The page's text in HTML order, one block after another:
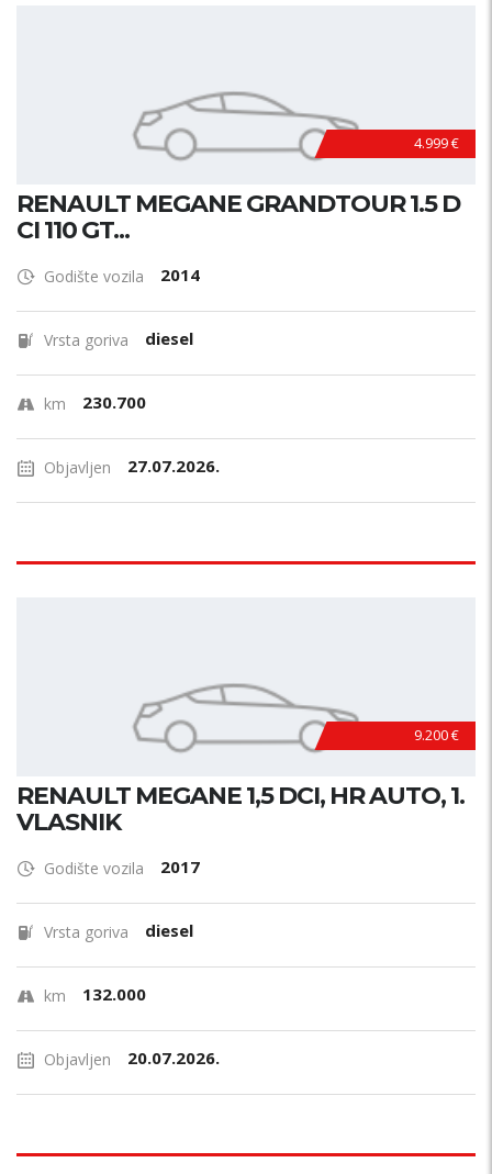
4.999 €
RENAULT MEGANE GRANDTOUR 1.5 D
CI 110 GT...
Godište vozila 2014
Vrsta goriva diesel
km 230.700
Objavljen 27.07.2026.
9.200 €
RENAULT MEGANE 1,5 DCI, HR AUTO, 1.
VLASNIK
Godište vozila 2017
Vrsta goriva diesel
km 132.000
Objavljen 20.07.2026.